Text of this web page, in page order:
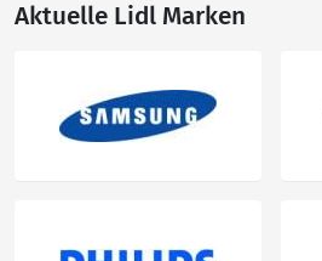
Aktuelle Lidl Marken